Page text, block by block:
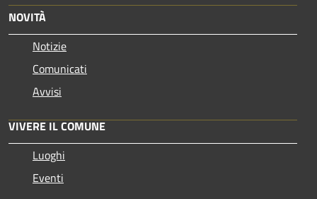
NOVITÀ
Notizie
Comunicati
Avvisi
VIVERE IL COMUNE
Luoghi
Eventi